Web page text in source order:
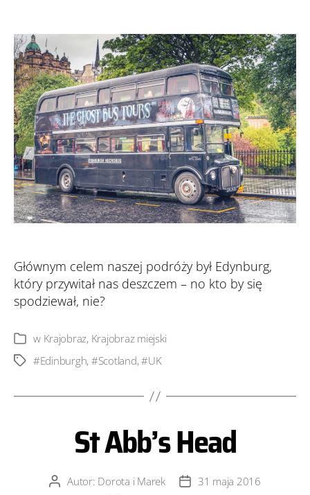
Głównym celem naszej podróży był Edynburg,
który przywitał nas deszczem – no kto by się
spodziewał, nie?
Kategorie
w Krajobraz, Krajobraz miejski
Tagi #Edinburgh, #Scotland,#UK
St Abb’s Head
AutorAutor: Dorota i Marek
Data31 maja 2016